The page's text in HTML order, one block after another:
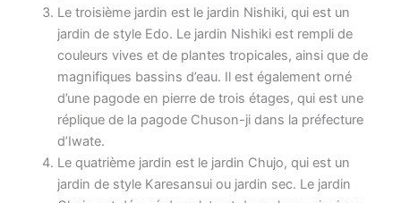
Le troisième jardin est le jardin Nishiki, qui est un
jardin de style Edo. Le jardin Nishiki est rempli de
couleurs vives et de plantes tropicales, ainsi que de
magnifiques bassins d’eau. Il est également orné
d’une pagode en pierre de trois étages, qui est une
réplique de la pagode Chuson-ji dans la préfecture
d’Iwate.
Le quatrième jardin est le jardin Chujo, qui est un
jardin de style Karesansui ou jardin sec. Le jardin